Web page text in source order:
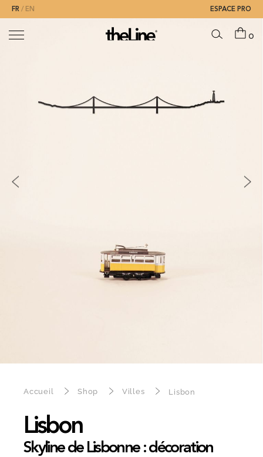
FR EN ESPACE PRO
0
Accueil Shop Villes Lisbon
Lisbon
Skyline de Lisbonne : décoration